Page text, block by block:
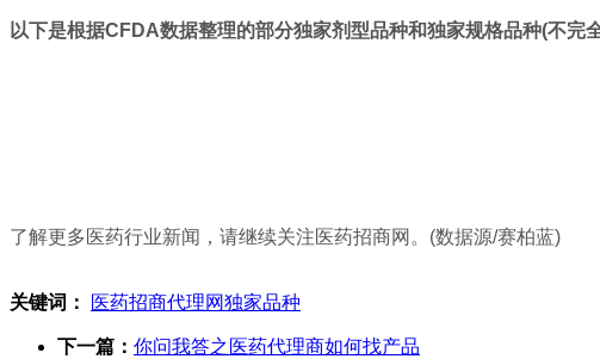
以下是根据CFDA数据整理的部分独家剂型品种和独家规格品种(不完
了解更多医药行业新闻，请继续关注医药招商网。(数据源/赛柏蓝)
关键词： 医药招商代理网独家品种
下一篇： 你问我答之医药代理商如何找产品